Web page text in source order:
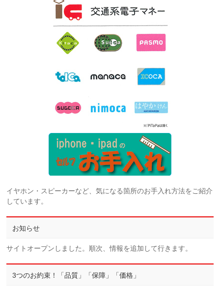
イヤホン・スピーカーなど、気になる箇所のお手入れ方法をご紹介
しています。
お知らせ
サイトオープンしました。順次、情報を追加して行きます。
3つのお約束！「品質」「保障」「価格」